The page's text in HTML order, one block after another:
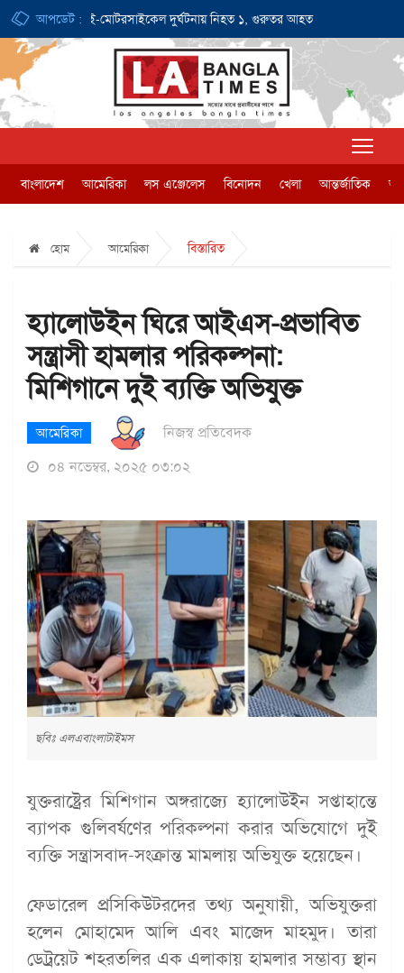
আপডেট :
ডলার ই-মোটরসাইকেল দুর্ঘটনায় নিহত ১, গুরুতর আহত ১
বাংলাদেশ আমেরিকা লস এঞ্জেলেস বিনোদন খেলা আন্তর্জাতিক
হোম আমেরিকা বিস্তারিত
হ্যালোউইন ঘিরে আইএস-প্রভাবিত
সন্ত্রাসী হামলার পরিকল্পনা:
মিশিগানে দুই ব্যক্তি অভিযুক্ত
আমেরিকা
নিজস্ব প্রতিবেদক
০৪ নভেম্বর, ২০২৫ ০৩:০২
ছবিঃ এলএবাংলাটাইমস
যুক্তরাষ্ট্রের মিশিগান অঙ্গরাজ্যে হ্যালোউইন সপ্তাহান্তে
ব্যাপক গুলিবর্ষণের পরিকল্পনা করার অভিযোগে দুই
ব্যক্তি সন্ত্রাসবাদ-সংক্রান্ত মামলায় অভিযুক্ত হয়েছেন।
ফেডারেল প্রসিকিউটরদের তথ্য অনুযায়ী, অভিযুক্তরা
হলেন মোহামেদ আলি এবং মাজেদ মাহমুদ। তারা
ডেট্রয়েট শহরতলির এক এলাকায় হামলার সম্ভাব্য স্থান